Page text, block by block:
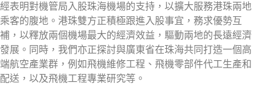
經表明對機管局入股珠海機場的支持，以擴大服務港珠兩地
乘客的腹地。港珠雙方正積極跟進入股事宜，務求優勢互
補，以釋放兩個機場最大的經濟效益，驅動兩地的長遠經濟
發展。同時，我們亦正探討與廣東省在珠海共同打造一個高
端航空產業群，例如飛機維修工程、飛機零部件代工生產和
配送，以及飛機工程專業研究等。